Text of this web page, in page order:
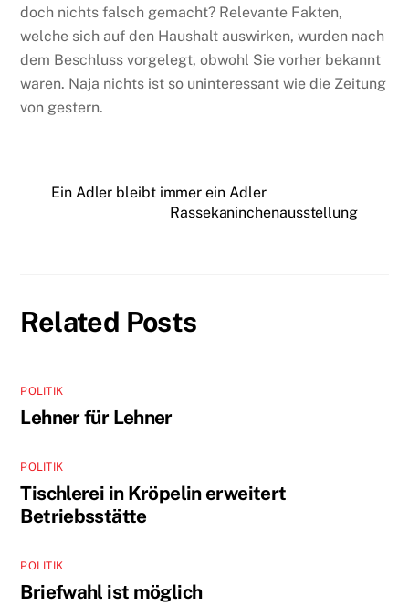
doch nichts falsch gemacht? Relevante Fakten,
welche sich auf den Haushalt auswirken, wurden nach
dem Beschluss vorgelegt, obwohl Sie vorher bekannt
waren. Naja nichts ist so uninteressant wie die Zeitung
von gestern.
Ein Adler bleibt immer ein Adler
Rassekaninchenausstellung
Related Posts
POLITIK
Lehner für Lehner
POLITIK
Tischlerei in Kröpelin erweitert
Betriebsstätte
POLITIK
Briefwahl ist möglich